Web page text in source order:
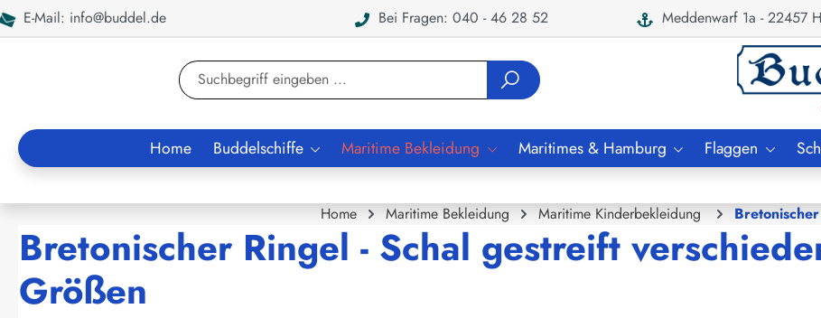
Zur Suche springen
E-Mail: info@buddel.de Bei Fragen: 040 - 46 28 52 Meddenwarf 1a - 22457
Home Buddelschiffe Maritime Bekleidung Maritimes & Hamburg Flaggen
Home Maritime Bekleidung Maritime Kinderbekleidung
Bretonischer Ringel - Schal gestreift
Größen